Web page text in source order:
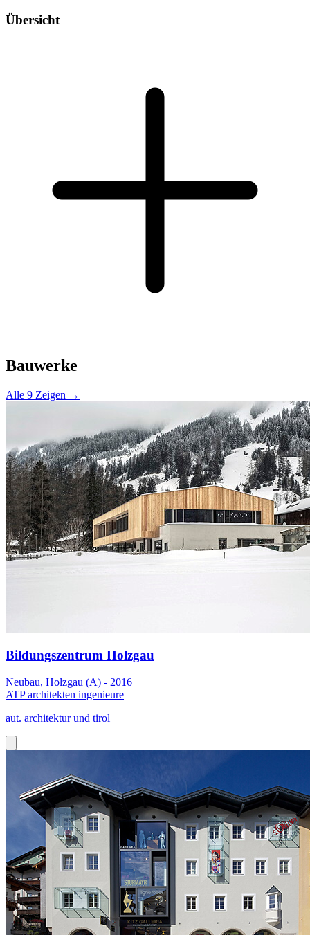
Übersicht
Bauwerke
Alle 9 Zeigen →
Bildungszentrum Holzgau
Neubau, Holzgau (A) - 2016
ATP architekten ingenieure
aut. architektur und tirol